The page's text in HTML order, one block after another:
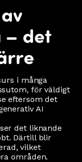
– det
i många
för väldigt
eftersom det
AI
det liknande
Därtill blir
vilket
områden.